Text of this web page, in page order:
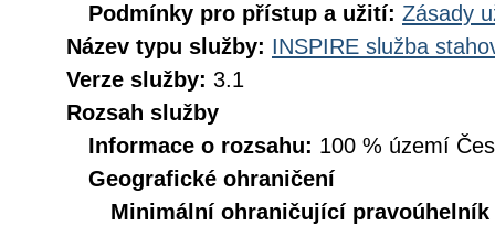
Podmínky pro přístup a užití: Zásady
Název typu služby: INSPIRE služba
Verze služby: 3.1
Rozsah služby
Informace o rozsahu: 100 % území
Geografické ohraničení
Minimální ohraničující pravoúhelník